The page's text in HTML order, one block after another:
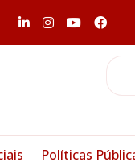
Políticas